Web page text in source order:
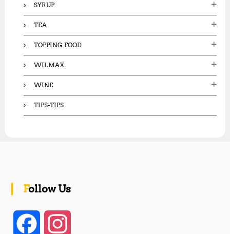
SYRUP
TEA
TOPPING FOOD
WILMAX
WINE
TIPS-TIPS
Follow Us